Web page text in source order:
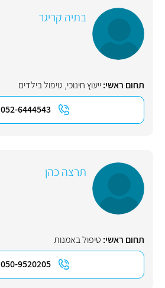
בתיה קריגר
תחום ראשי:ייעוץ חינוכי, טיפול בילדים
052-6444543
תרצה כהן
תחום ראשי: טיפול באמנות
050-9520205